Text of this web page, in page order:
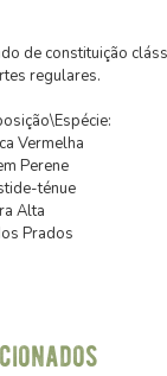
de constituição
regulares.
Vermelha
Perene
ténue
Alta
Prados